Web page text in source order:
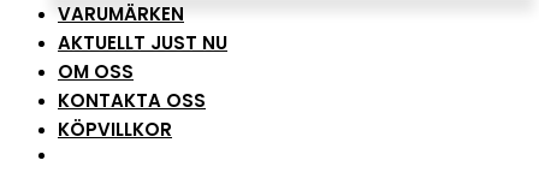
VARUMÄRKEN
AKTUELLT JUST NU
OM OSS
KONTAKTA OSS
KÖPVILLKOR